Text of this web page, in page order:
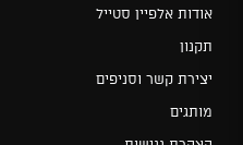
אודות אלפיין סטייל
תקנון
יצירת קשר וסניפים
מותגים